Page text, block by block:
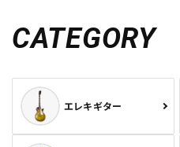
CATEGORY
エレキギター